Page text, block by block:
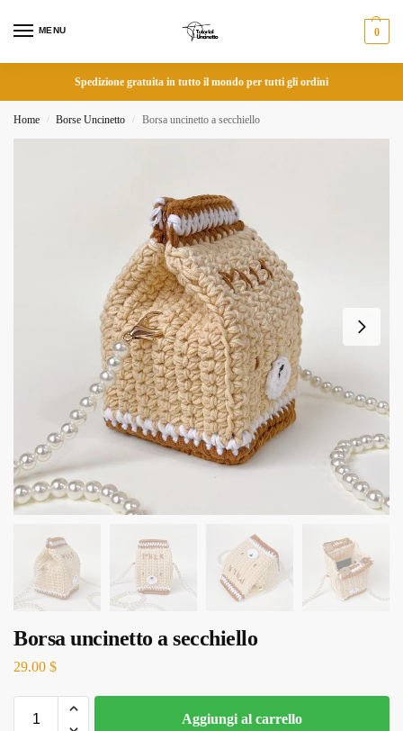
MENU 0
Spedizione gratuita in tutto il mondo per tutti gli ordini
Home / Borse Uncinetto / Borsa uncinetto a secchiello
Borsa uncinetto a secchiello
29.00 $
Aggiungi al carrello